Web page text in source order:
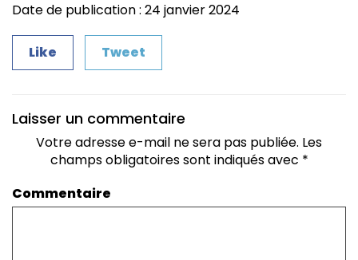
Date de publication : 24 janvier 2024
Like Tweet
Laisser un commentaire
Votre adresse e-mail ne sera pas publiée. Les
champs obligatoires sont indiqués avec *
Commentaire